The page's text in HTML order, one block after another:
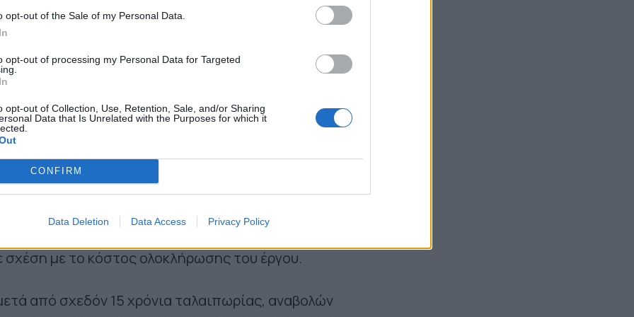
opt-out of the Sale of my Personal Data.
opt-out of processing my Personal Data for Targeted
opt-out of Collection, Use, Retention, Sale, and/or Sharing
Data that Is Unrelated with the Purposes for which it
CONFIRM
Data Deletion Data Access Privacy Policy
σε δημόσιες τοποθετήσεις του.
υπολογίζεται ότι περισσότερα από 1.000
που μεταφέρουν προϊόντα από και προς το λιμάνι,
κύκλο και να κάνουν χρήση του ήδη
οδικού δικτύου του Καλοχωρίου,
κυκλοφοριακούς φόρτους, με σοβαρές
ασφάλεια, την ασφάλεια των κατοίκων, αλλά
της οδικής υποδομής.
εφοδιαστική αλυσίδα και την εθνική οικονομία
σχέση με το κόστος ολοκλήρωσης του έργου.
από σχεδόν 15 χρόνια ταλαιπωρίας, αναβολών